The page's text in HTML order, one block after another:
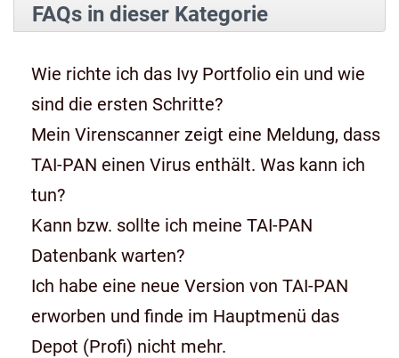
FAQs in dieser Kategorie
Wie richte ich das Ivy Portfolio ein und wie
sind die ersten Schritte?
Mein Virenscanner zeigt eine Meldung, dass
TAI-PAN einen Virus enthält. Was kann ich
tun?
Kann bzw. sollte ich meine TAI-PAN
Datenbank warten?
Ich habe eine neue Version von TAI-PAN
erworben und finde im Hauptmenü das
Depot (Profi) nicht mehr.